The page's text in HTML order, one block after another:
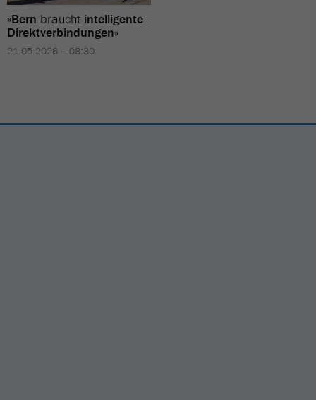
«Bern braucht intelligente
Direktverbindungen»
21.05.2026 – 08:30